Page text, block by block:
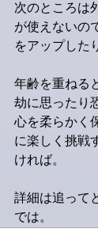
次のところは
が使えないの
をアップした
年齢を重ねる
劫に思ったり
心を柔らかく
に楽しく挑戦
ければ。
詳細は追って
では。